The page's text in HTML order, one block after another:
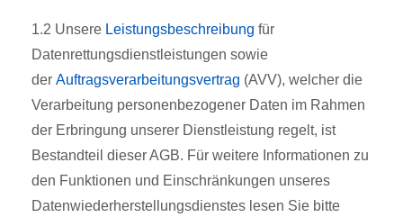
1.2 Unsere Leistungsbeschreibung für
Datenrettungsdienstleistungen sowie
der Auftragsverarbeitungsvertrag (AVV), welcher die
Verarbeitung personenbezogener Daten im Rahmen
der Erbringung unserer Dienstleistung regelt, ist
Bestandteil dieser AGB. Für weitere Informationen zu
den Funktionen und Einschränkungen unseres
Datenwiederherstellungsdienstes lesen Sie bitte